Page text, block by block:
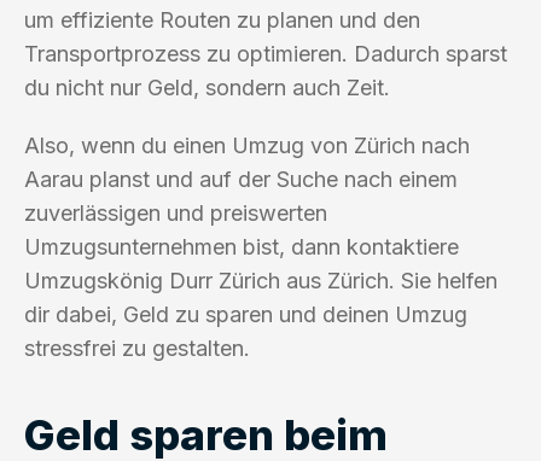
um effiziente Routen zu planen und den
Transportprozess zu optimieren. Dadurch sparst
du nicht nur Geld, sondern auch Zeit.
Also, wenn du einen Umzug von Zürich nach
Aarau planst und auf der Suche nach einem
zuverlässigen und preiswerten
Umzugsunternehmen bist, dann kontaktiere
Umzugskönig Durr Zürich aus Zürich. Sie helfen
dir dabei, Geld zu sparen und deinen Umzug
stressfrei zu gestalten.
Geld sparen beim